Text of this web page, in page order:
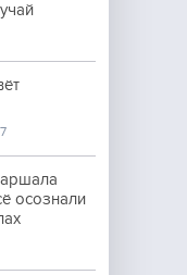
осознали